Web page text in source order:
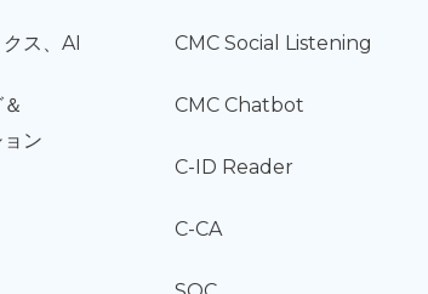
ス、 AI
＆
ン
CMC Social Listening
CMC Chatbot
C-ID Reader
C-CA